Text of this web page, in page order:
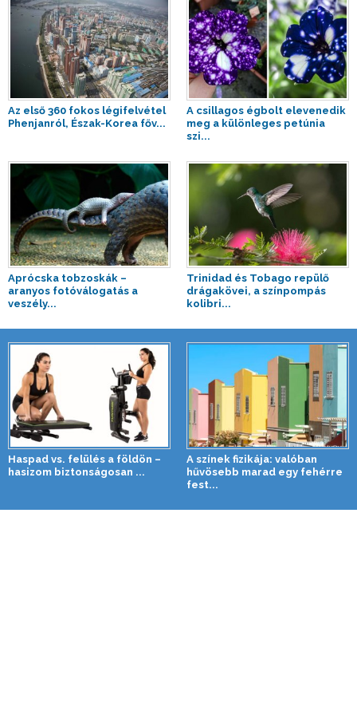
Az első 360 fokos légifelvétel
Phenjanról, Észak-Korea főv...
A csillagos égbolt elevenedik
meg a különleges petúnia
szi...
Aprócska tobzoskák –
aranyos fotóválogatás a
veszély...
Trinidad és Tobago repülő
drágakövei, a színpompás
kolibri...
Haspad vs. felülés a földön –
hasizom biztonságosan ...
A színek fizikája: valóban
hűvösebb marad egy fehérre
fest...